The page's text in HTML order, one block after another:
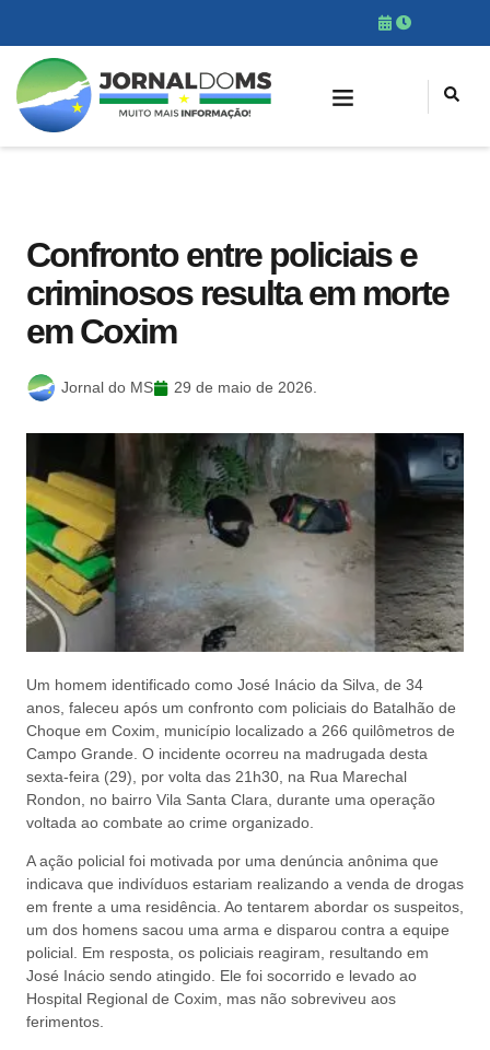
Confronto entre policiais e
criminosos resulta em morte
em Coxim
Jornal do MS 29 de maio de 2026.
Um homem identificado como José Inácio da Silva, de 34
anos, faleceu após um confronto com policiais do Batalhão de
Choque em Coxim, município localizado a 266 quilômetros de
Campo Grande. O incidente ocorreu na madrugada desta
sexta-feira (29), por volta das 21h30, na Rua Marechal
Rondon, no bairro Vila Santa Clara, durante uma operação
voltada ao combate ao crime organizado.
A ação policial foi motivada por uma denúncia anônima que
indicava que indivíduos estariam realizando a venda de drogas
em frente a uma residência. Ao tentarem abordar os suspeitos,
um dos homens sacou uma arma e disparou contra a equipe
policial. Em resposta, os policiais reagiram, resultando em
José Inácio sendo atingido. Ele foi socorrido e levado ao
Hospital Regional de Coxim, mas não sobreviveu aos
ferimentos.